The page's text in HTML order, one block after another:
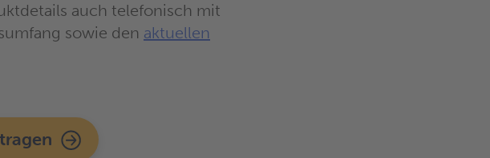
auch telefonisch mit
sowie den aktuellen